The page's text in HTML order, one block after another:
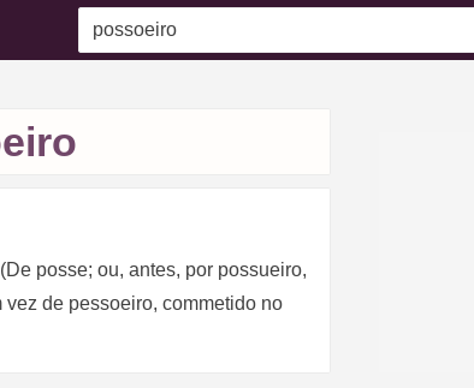
posse; ou, antes, por possueiro,
de pessoeiro, commetido no